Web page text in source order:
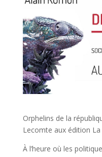
Orphelins de la
Lecomte aux édition
À l’heure où les